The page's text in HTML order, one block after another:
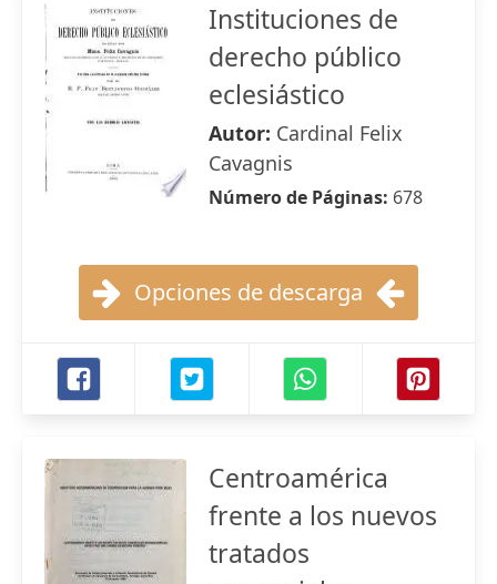
Instituciones de
derecho público
eclesiástico
Autor: Cardinal Felix
Cavagnis
Número de Páginas: 678
Opciones de descarga
Centroamérica
frente a los nuevos
tratados